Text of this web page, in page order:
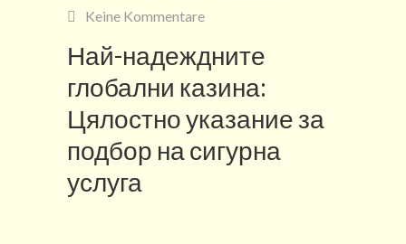
Keine Kommentare
Най-надеждните
глобални казина:
Цялостно указание за
подбор на сигурна
услуга